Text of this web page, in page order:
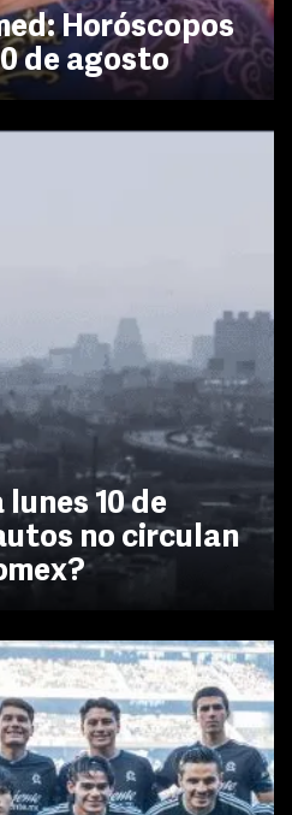
Horóscopos
de agosto
10 de
no circulan